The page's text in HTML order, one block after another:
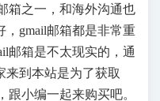
箱之一，和海外沟通也
gmail邮箱都是非常重
邮箱是不太现实的，通
来到本站是为了获取
跟小编一起来购买吧。